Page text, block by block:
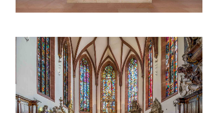
Der gotische Chor der Stiftskirche Baden-Baden mit
Kreuzigungsgruppe, prachtvollen Buntglasfenstern
und historischen Grabdenkmälern, darunter das